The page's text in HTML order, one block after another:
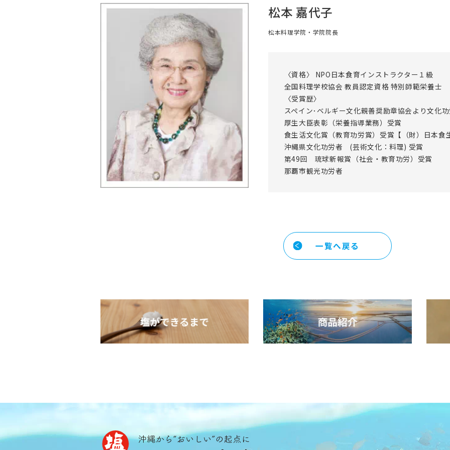
松本 嘉代子
松本料理学院・学院院長
〈資格〉 NPO日本食育インストラクター１級
全国料理学校協会 教員認定資格 特別師範栄養士
〈受賞歴〉
スペイン･ベルギー文化親善奨励章協会より文化
厚生大臣表彰（栄養指導業務）受賞
食生活文化賞（教育功労賞）受賞【（財）日本食
沖縄県文化功労者 (芸術文化：料理) 受賞
第49回 琉球新報賞（社会・教育功労）受賞
那覇市観光功労者
一覧へ戻る